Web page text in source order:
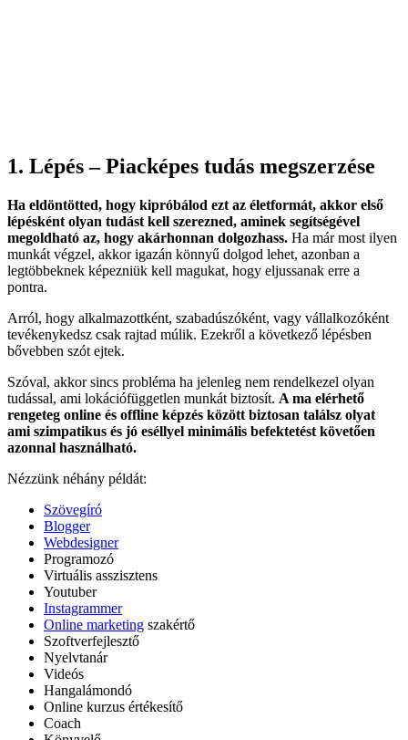
1. Lépés – Piacképes tudás megszerzése
Ha eldöntötted, hogy kipróbálod ezt az életformát, akkor első
lépésként olyan tudást kell szerezned, aminek segítségével
megoldható az, hogy akárhonnan dolgozhass. Ha már most ilyen
munkát végzel, akkor igazán könnyű dolgod lehet, azonban a
legtöbbeknek képezniük kell magukat, hogy eljussanak erre a
pontra.
Arról, hogy alkalmazottként, szabadúszóként, vagy vállalkozóként
tevékenykedsz csak rajtad múlik. Ezekről a következő lépésben
bővebben szót ejtek.
Szóval, akkor sincs probléma ha jelenleg nem rendelkezel olyan
tudással, ami lokációfüggetlen munkát biztosít. A ma elérhető
rengeteg online és offline képzés között biztosan találsz olyat
ami szimpatikus és jó eséllyel minimális befektetést követően
azonnal használható.
Nézzünk néhány példát:
Szövegíró
Blogger
Webdesigner
Programozó
Virtuális asszisztens
Youtuber
Instagrammer
Online marketing szakértő
Szoftverfejlesztő
Nyelvtanár
Videós
Hangalámondó
Online kurzus értékesítő
Coach